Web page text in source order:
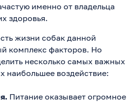
именно от владельца
здоровья.
жизни собак данной
комплекс факторов. Но
несколько самых важных
наибольшее воздействие:
Питание оказывает огромное